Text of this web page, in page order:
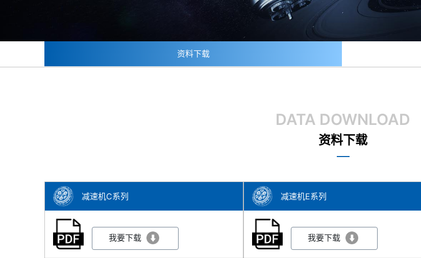
资料下载
DATA DOWNLOAD
资料下载
减速机C系列
我要下载
减速机E系列
我要下载